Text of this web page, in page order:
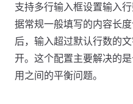
支持多行输入框设置输入
据常规一般填写的内容长
后，输入超过默认行数的
开。这个配置主要解决的
用之间的平衡问题。